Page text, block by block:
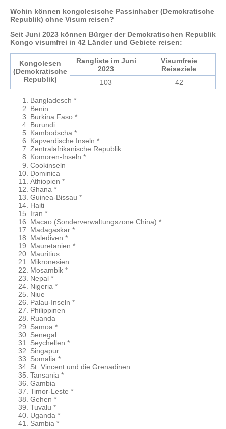
Wohin können kongolesische Passinhaber (Demokratische
Republik) ohne Visum reisen?
Seit Juni 2023 können Bürger der Demokratischen Republik
Kongo visumfrei in 42 Länder und Gebiete reisen:
Kongolesen
(Demokratische
Republik)
Rangliste im Juni
2023
Visumfreie
Reiseziele
103
42
Bangladesch *
Benin
Burkina Faso *
Burundi
Kambodscha *
Kapverdische Inseln *
Zentralafrikanische Republik
Komoren-Inseln *
Cookinseln
Dominica
Äthiopien *
Ghana *
Guinea-Bissau *
Haiti
Iran *
Macao (Sonderverwaltungszone China) *
Madagaskar *
Malediven *
Mauretanien *
Mauritius
Mikronesien
Mosambik *
Nepal *
Nigeria *
Niue
Palau-Inseln *
Philippinen
Ruanda
Samoa *
Senegal
Seychellen *
Singapur
Somalia *
St. Vincent und die Grenadinen
Tansania *
Gambia
Timor-Leste *
Gehen *
Tuvalu *
Uganda *
Sambia *